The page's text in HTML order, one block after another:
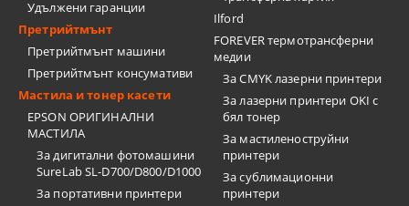
Удължени гаранции
Претрийтмънт
Претрийтмънт машини
Претрийтмънт консумативи
Мастила и тонер касети
EPSON ОРИГИНАЛНИ
МАСТИЛА
За дигитални фотомашини
SureLab SL-D700/D800/D1000
За портативни принтери
Ilford
FOREVER термотрансферни
медии
За CMYK лазерни принтери
За лазерни принтери OKI с
бял тонер
За мастиленоструйни
принтери
За сублимационни
принтери